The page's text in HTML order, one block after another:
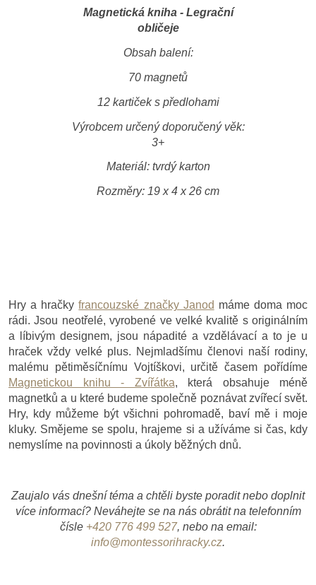
Magnetická kniha - Legrační
obličeje
Obsah balení:
70 magnetů
12 kartiček s předlohami
Výrobcem určený doporučený věk:
3+
Materiál: tvrdý karton
Rozměry: 19 x 4 x 26 cm
Hry a hračkyfrancouzské značky Janod máme doma moc
rádi. Jsou neotřelé, vyrobené ve velké kvalitě s originálním
a líbivým designem, jsou nápadité a vzdělávací a to je u
hraček vždy velké plus. Nejmladšímu členovi naší rodiny,
malému pětiměsíčnímu Vojtíškovi, určitě časem pořídíme
Magnetickou knihu - Zvířátka, která obsahuje méně
magnetků a u které budeme společně poznávat zvířecí svět.
Hry, kdy můžeme být všichni pohromadě, baví mě i moje
kluky. Smějeme se spolu, hrajeme si a užíváme si čas, kdy
nemyslíme na povinnosti a úkoly běžných dnů.
Zaujalo vás dnešní téma a chtěli byste poradit nebo doplnit
více informací? Neváhejte se na nás obrátit na telefonním
čísle +420 776 499 527, nebo na email:
info@montessorihracky.cz.